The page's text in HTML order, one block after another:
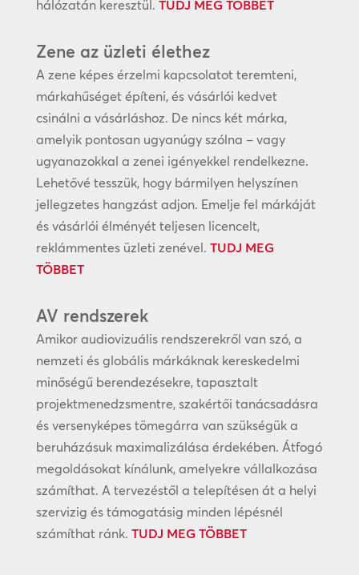
hálózatán keresztül. TUDJ MEG TÖBBET
Zene az üzleti élethez
A zene képes érzelmi kapcsolatot teremteni,
márkahűséget építeni, és vásárlói kedvet
csinálni a vásárláshoz. De nincs két márka,
amelyik pontosan ugyanúgy szólna – vagy
ugyanazokkal a zenei igényekkel rendelkezne.
Lehetővé tesszük, hogy bármilyen helyszínen
jellegzetes hangzást adjon. Emelje fel márkáját
és vásárlói élményét teljesen licencelt,
reklámmentes üzleti zenével. TUDJ MEG
TÖBBET
AV rendszerek
Amikor audiovizuális rendszerekről van szó, a
nemzeti és globális márkáknak kereskedelmi
minőségű berendezésekre, tapasztalt
projektmenedzsmentre, szakértői tanácsadásra
és versenyképes tömegárra van szükségük a
beruházásuk maximalizálása érdekében. Átfogó
megoldásokat kínálunk, amelyekre vállalkozása
számíthat. A tervezéstől a telepítésen át a helyi
szervizig és támogatásig minden lépésnél
számíthat ránk. TUDJ MEG TÖBBET